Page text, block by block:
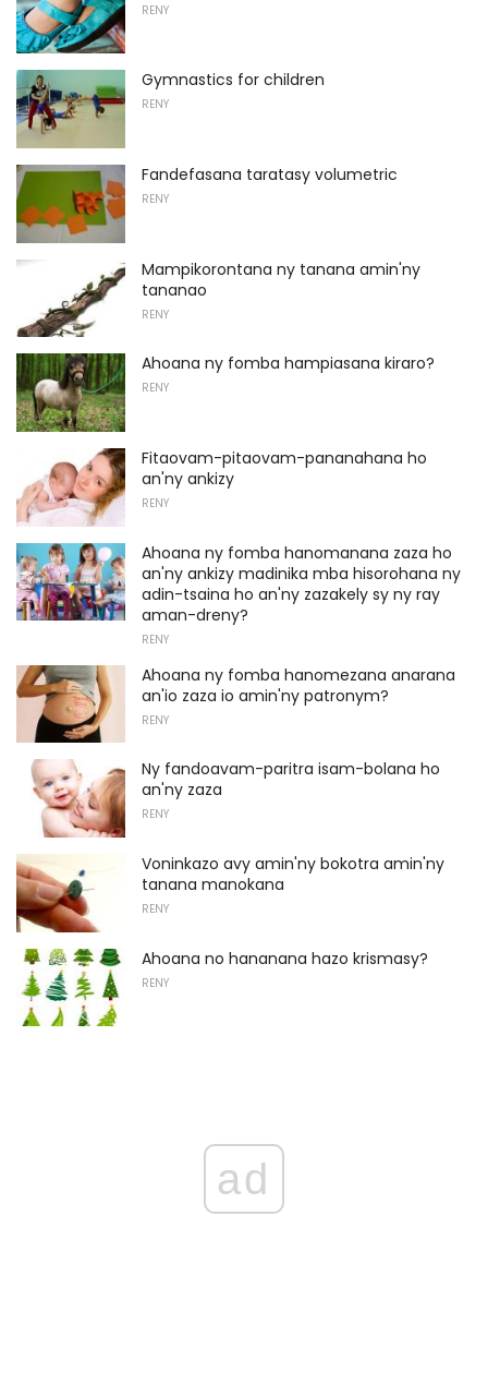
RENY
Gymnastics for children
RENY
Fandefasana taratasy volumetric
RENY
Mampikorontana ny tanana amin'ny
tananao
RENY
Ahoana ny fomba hampiasana kiraro?
RENY
Fitaovam-pitaovam-pananahana ho
an'ny ankizy
RENY
Ahoana ny fomba hanomanana zaza ho
an'ny ankizy madinika mba hisorohana ny
adin-tsaina ho an'ny zazakely sy ny ray
aman-dreny?
RENY
Ahoana ny fomba hanomezana anarana
an'io zaza io amin'ny patronym?
RENY
Ny fandoavam-paritra isam-bolana ho
an'ny zaza
RENY
Voninkazo avy amin'ny bokotra amin'ny
tanana manokana
RENY
Ahoana no hananana hazo krismasy?
RENY
ad